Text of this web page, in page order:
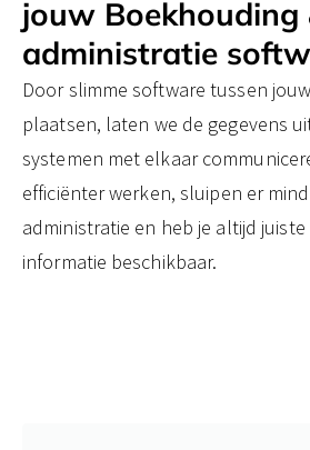
jouw ​Boekhouding
administratie
Door slimme software tussen
plaatsen, laten we de gegevens
systemen met elkaar
efficiënter werken, sluipen er
administratie en heb je altijd
informatie beschikbaar.